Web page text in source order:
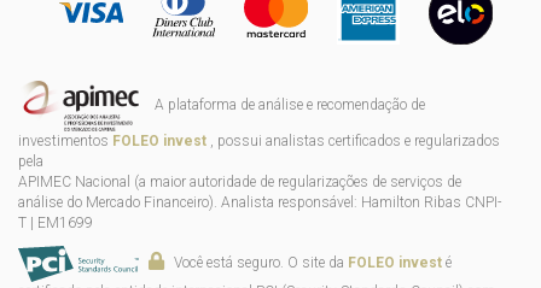
A plataforma de análise e recomendação de
investimentos FOLEO invest , possui analistas certificados e regularizados
pela
APIMEC Nacional (a maior autoridade de regularizações de serviços de
análise do Mercado Financeiro). Analista responsável: Hamilton Ribas CNPI-
T | EM1699
Você está seguro. O site da FOLEO invest é